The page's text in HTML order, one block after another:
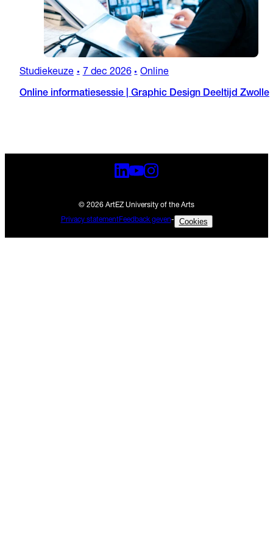
Studiekeuze • 7 dec 2026 • Online
Online informatiesessie | Graphic Design Deeltijd Zwolle
© 2026 ArtEZ University of the Arts
Privacy statementFeedback geven- Cookies